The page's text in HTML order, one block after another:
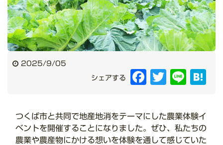
2025/9/05
シェアする Facebook
Twitter Line
つくば市と共同で地産地消をテーマにした農業体験イ
ベントを開催することになりました。ぜひ、私たちの
農業や農産物にかける想いを体験を通して感じていた